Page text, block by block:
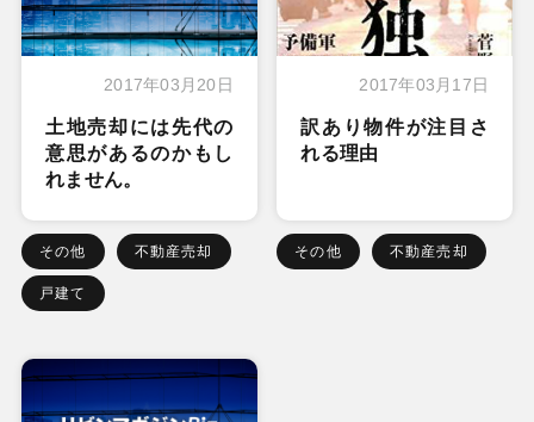
2017年03月20日
土地売却には先代の
意思があるのかもし
れません。
その他 不動産売却
戸建て
2017年03月17日
訳あり物件が注目さ
れる理由
その他 不動産売却